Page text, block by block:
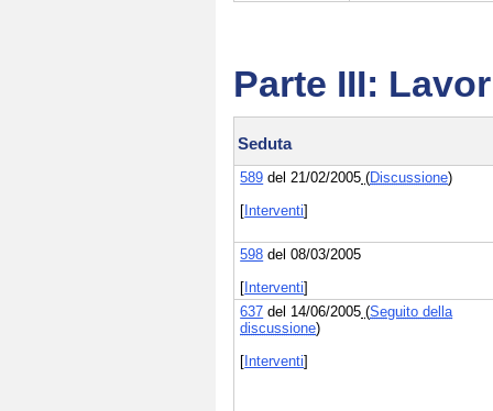
Parte III:
Seduta
589 del 21/02/2005 (Discussione)
[Interventi]
598 del 08/03/2005
[Interventi]
637 del 14/06/2005 (Seguito della
discussione)
[Interventi]